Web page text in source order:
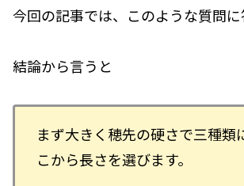
今回の記事では、このような質問に
結論から言うと
まず大きく穂先の硬さで三種類
こから長さを選びます。